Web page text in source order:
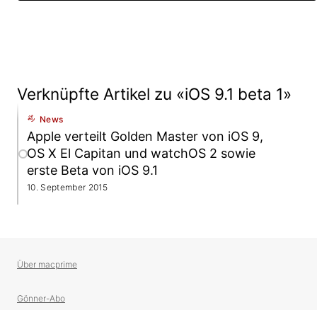
Verknüpfte Artikel zu «iOS 9.1 beta 1»
News
Apple verteilt Golden Master von iOS 9,
OS X El Capitan und watchOS 2 sowie
erste Beta von iOS 9.1
10. September 2015
Über macprime
Gönner-Abo